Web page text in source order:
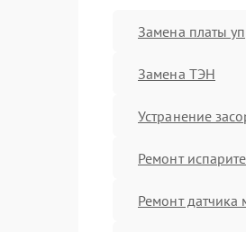
Замена платы
Замена ТЭН
Устранение
Ремонт
Ремонт датчика